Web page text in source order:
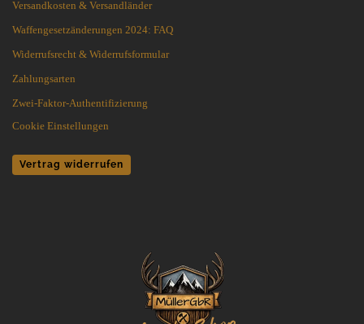
Versandkosten & Versandländer
Waffengesetzänderungen 2024: FAQ
Widerrufsrecht & Widerrufsformular
Zahlungsarten
Zwei-Faktor-Authentifizierung
Cookie Einstellungen
Vertrag widerrufen